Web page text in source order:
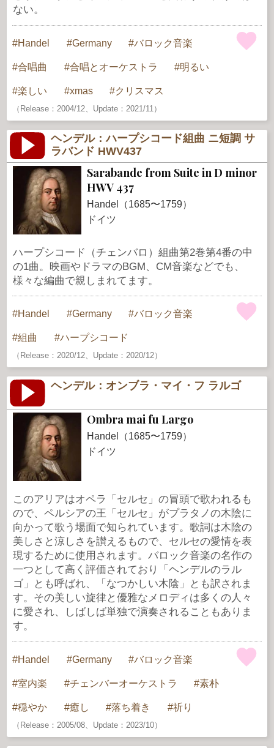
ない。
Handel Germany バロック音楽
合唱曲 合唱とオーケストラ 明るい
楽しい xmas クリスマス
（Release：2004/12、Update：2021/11）
ヘンデル：ハープシコード組曲 ニ短調 サ
ラバンド HWV437
Sarabande from Suite in D minor
HWV 437
Handel（1685〜1759）
ドイツ
ハープシコード（チェンバロ）組曲第2巻第4番の中
の1曲。映画やドラマのBGM、CM音楽などでも、
様々な編曲で親しまれてます。
Handel Germany バロック音楽
組曲 ハープシコード
（Release：2020/12、Update：2020/12）
ヘンデル：オンブラ・マイ・フ ラルゴ
Ombra mai fu Largo
Handel（1685〜1759）
ドイツ
このアリアはオペラ「セルセ」の冒頭で歌われるも
ので、ペルシアの王「セルセ」がプラタノの木陰に
向かって歌う場面で知られています。歌詞は木陰の
美しさと涼しさを讃えるもので、セルセの愛情を表
現するために使用されます。バロック音楽の名作の
一つとして高く評価されており「ヘンデルのラル
ゴ」とも呼ばれ、「なつかしい木陰」とも訳されま
す。その美しい旋律と優雅なメロディは多くの人々
に愛され、しばしば単独で演奏されることもありま
す。
Handel Germany バロック音楽
室内楽 チェンバーオーケストラ 素朴
穏やか 癒し 落ち着き 祈り
（Release：2005/08、Update：2023/10）